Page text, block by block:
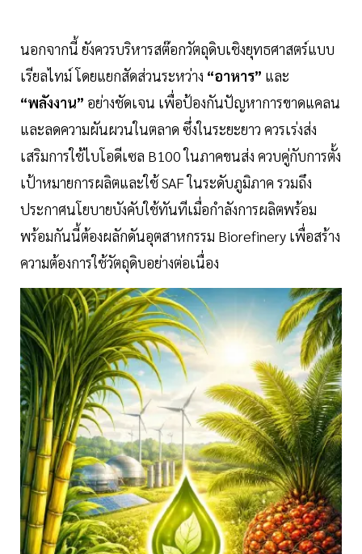
นอกจากนี้ ยังควรบริหารสต๊อกวัตถุดิบเชิงยุทธศาสตร์แบบ
เรียลไทม์ โดยแยกสัดส่วนระหว่าง “อาหาร” และ
“พลังงาน” อย่างชัดเจน เพื่อป้องกันปัญหาการขาดแคลน
และลดความผันผวนในตลาด ซึ่งในระยะยาว ควรเร่งส่ง
เสริมการใช้ไบโอดีเซล B100 ในภาคขนส่ง ควบคู่กับการตั้ง
เป้าหมายการผลิตและใช้ SAF ในระดับภูมิภาค รวมถึง
ประกาศนโยบายบังคับใช้ทันทีเมื่อกำลังการผลิตพร้อม
พร้อมกันนี้ต้องผลักดันอุตสาหกรรม Biorefinery เพื่อสร้าง
ความต้องการใช้วัตถุดิบอย่างต่อเนื่อง